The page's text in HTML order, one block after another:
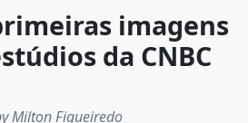
imagens
da CNBC
Milton Figueiredo